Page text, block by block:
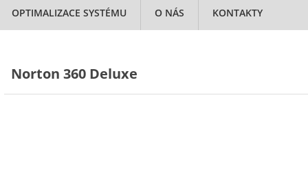
OPTIMALIZACE SYSTÉMU O NÁS KONTAKTY
Norton 360 Deluxe